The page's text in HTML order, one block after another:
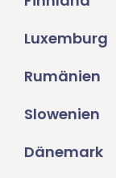
Luxemburg
Rumänien
Slowenien
Dänemark